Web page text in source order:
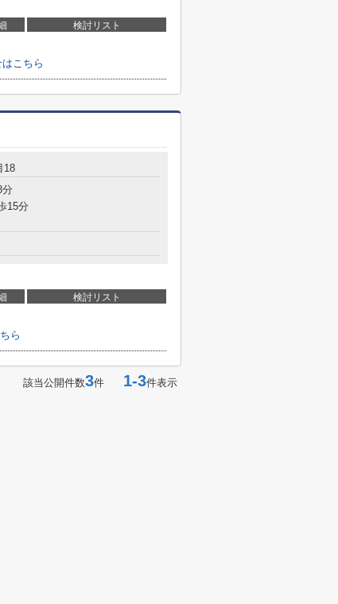
検討リスト
こちら
18
分
15分
検討リスト
ら
該当公開件数3件 1-3件表示